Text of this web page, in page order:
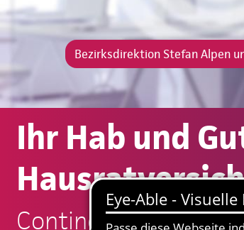
Bezirksdirektion Stefan Alpen
Ihr Hab und
Continentale: